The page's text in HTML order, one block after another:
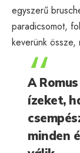
egyszerű
paradicsomot,
keverünk össze,
A
ízeket,
minden